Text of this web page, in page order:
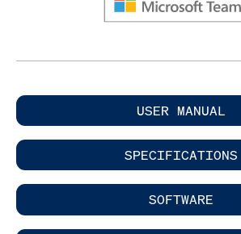
USER MANUAL
SPECIFICATIONS
SOFTWARE